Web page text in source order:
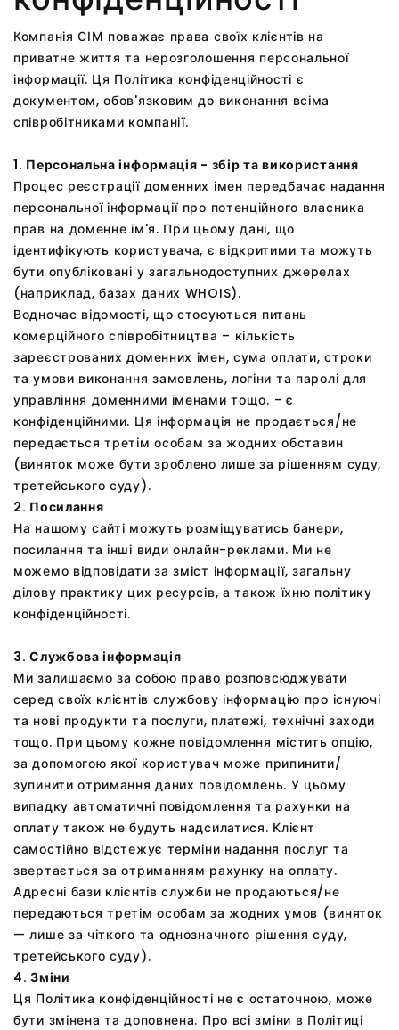
Компанія СІМ поважає права своїх клієнтів на
приватне життя та нерозголошення персональної
інформації. Ця Політика конфіденційності є
документом, обов'язковим до виконання всіма
співробітниками компанії.
1. Персональна інформація - збір та використання
Процес реєстрації доменних імен передбачає надання
персональної інформації про потенційного власника
прав на доменне ім'я. При цьому дані, що
ідентифікують користувача, є відкритими та можуть
бути опубліковані у загальнодоступних джерелах
(наприклад, базах даних WHOIS).
Водночас відомості, що стосуються питань
комерційного співробітництва – кількість
зареєстрованих доменних імен, сума оплати, строки
та умови виконання замовлень, логіни та паролі для
управління доменними іменами тощо. - є
конфіденційними. Ця інформація не продається/не
передається третім особам за жодних обставин
(виняток може бути зроблено лише за рішенням суду,
третейського суду).
2. Посилання
На нашому сайті можуть розміщуватись банери,
посилання та інші види онлайн-реклами. Ми не
можемо відповідати за зміст інформації, загальну
ділову практику цих ресурсів, а також їхню політику
конфіденційності.
3. Службова інформація
Ми залишаємо за собою право розповсюджувати
серед своїх клієнтів службову інформацію про існуючі
та нові продукти та послуги, платежі, технічні заходи
тощо. При цьому кожне повідомлення містить опцію,
за допомогою якої користувач може припинити/
зупинити отримання даних повідомлень. У цьому
випадку автоматичні повідомлення та рахунки на
оплату також не будуть надсилатися. Клієнт
самостійно відстежує терміни надання послуг та
звертається за отриманням рахунку на оплату.
Адресні бази клієнтів служби не продаються/не
передаються третім особам за жодних умов (виняток
— лише за чіткого та однозначного рішення суду,
третейського суду).
4. Зміни
Ця Політика конфіденційності не є остаточною, може
бути змінена та доповнена. Про всі зміни в Політиці